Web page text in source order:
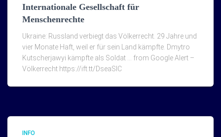
Internationale Gesellschaft für
Menschenrechte
Ukraine: Russland verbiegt das Völkerrecht. 29 Jahre und
vier Monate Haft, weil er für sein Land kämpfte. Dmytro
Kutscherjawyi kämpfte als Soldat … from Google Alert –
Völkerrecht https://ift.tt/DseaSlC
INFO